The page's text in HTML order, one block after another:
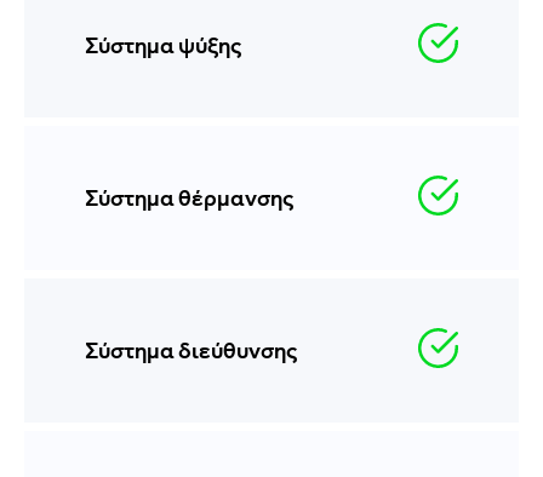
Σύστημα ψύξης
Σύστημα θέρμανσης
Σύστημα διεύθυνσης